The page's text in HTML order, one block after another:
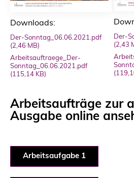
Der-
(2,43
Downloads:
Der-Sonntag_06.06.2021.pdf
(2,46 MB)
Arbeitsauftraege_Der-
Sonntag_06.06.2021.pdf
(115,14 KB)
Arbeitsaufträge zur
Ausgabe online
Arbeitsaufgabe 1